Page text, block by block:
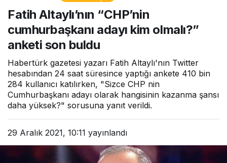
olmalı?” anketi son buldu
Fatih Altaylı’nın “CHP’nin
cumhurbaşkanı adayı kim olmalı?”
anketi son buldu
Habertürk gazetesi yazarı Fatih Altaylı'nın Twitter
hesabından 24 saat süresince yaptığı ankete 410 bin
284 kullanıcı katılırken, "Sizce CHP nin
Cumhurbaşkanı adayı olarak hangisinin kazanma şansı
daha yüksek?" sorusuna yanıt verildi.
29 Aralık 2021, 10:11 yayınlandı